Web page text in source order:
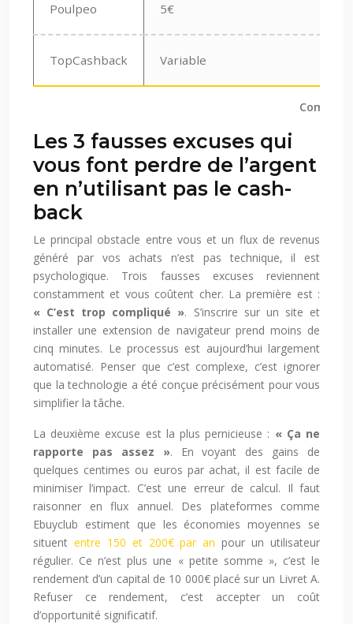
Poulpeo 5€
TopCashback Variable
Les 3 fausses excuses qui
vous font perdre de l’argent
en n’utilisant pas le cash-
back
Le principal obstacle entre vous et un flux de revenus
généré par vos achats n’est pas technique, il est
psychologique. Trois fausses excuses reviennent
constamment et vous coûtent cher. La première est :
« C’est trop compliqué ». S’inscrire sur un site et
installer une extension de navigateur prend moins de
cinq minutes. Le processus est aujourd’hui largement
automatisé. Penser que c’est complexe, c’est ignorer
que la technologie a été conçue précisément pour vous
simplifier la tâche.
La deuxième excuse est la plus pernicieuse : « Ça ne
rapporte pas assez ». En voyant des gains de
quelques centimes ou euros par achat, il est facile de
minimiser l’impact. C’est une erreur de calcul. Il faut
raisonner en flux annuel. Des plateformes comme
Ebuyclub estiment que les économies moyennes se
situent entre 150 et 200€ par an pour un utilisateur
régulier. Ce n’est plus une « petite somme », c’est le
rendement d’un capital de 10 000€ placé sur un Livret A.
Refuser ce rendement, c’est accepter un coût
d’opportunité significatif.